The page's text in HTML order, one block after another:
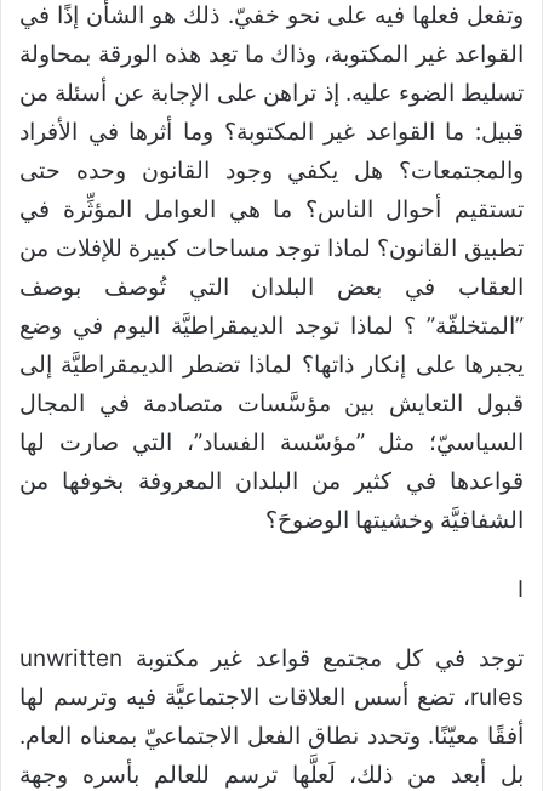
وتفعل فعلها فيه على نحو خفيّ. ذلك هو الشأن إذًا في
القواعد غير المكتوبة، وذاك ما تعِد هذه الورقة بمحاولة
تسليط الضوء عليه. إذ تراهن على الإجابة عن أسئلة من
قبيل: ما القواعد غير المكتوبة؟ وما أثرها في الأفراد
والمجتمعات؟ هل يكفي وجود القانون وحده حتى
تستقيم أحوال الناس؟ ما هي العوامل المؤثِّرة في
تطبيق القانون؟ لماذا توجد مساحات كبيرة للإفلات من
العقاب في بعض البلدان التي تُوصف بوصف
”المتخلفّة” ؟ لماذا توجد الديمقراطيَّة اليوم في وضع
يجبرها على إنكار ذاتها؟ لماذا تضطر الديمقراطيَّة إلى
قبول التعايش بين مؤسَّسات متصادمة في المجال
السياسيّ؛ مثل ”مؤسّسة الفساد”، التي صارت لها
قواعدها في كثير من البلدان المعروفة بخوفها من
الشفافيَّة وخشيتها الوضوحَ؟
I
توجد في كل مجتمع قواعد غير مكتوبة unwritten
rules، تضع أسس العلاقات الاجتماعيَّة فيه وترسم لها
أفقًا معيّنًا. وتحدد نطاق الفعل الاجتماعيّ بمعناه العام.
بل أبعد من ذلك، لَعلَّها ترسم للعالم بأسره وجهة